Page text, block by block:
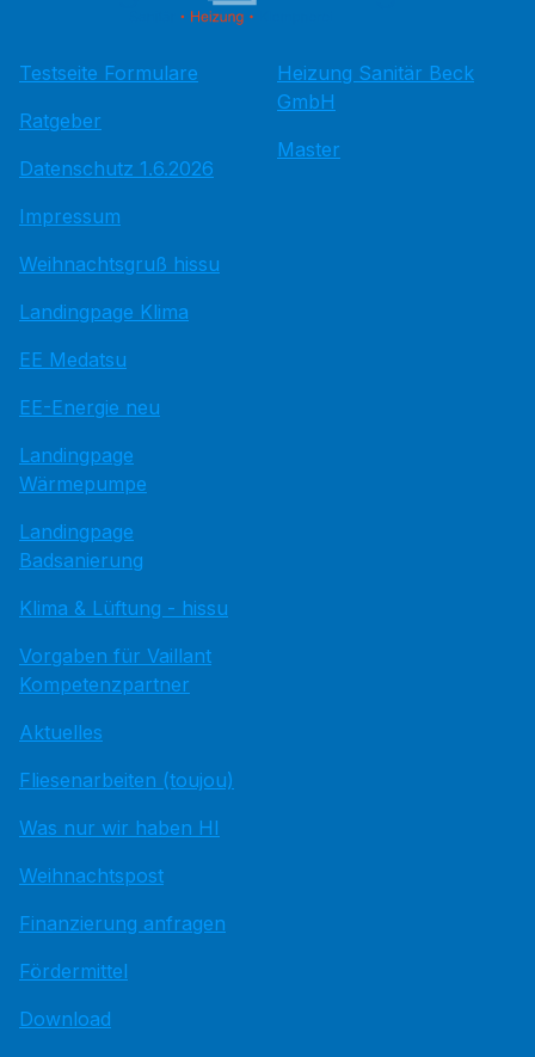
Testseite Formulare
Ratgeber
Datenschutz 1.6.2026
Impressum
Weihnachtsgruß hissu
Landingpage Klima
EE Medatsu
EE-Energie neu
Landingpage
Wärmepumpe
Landingpage
Badsanierung
Klima & Lüftung - hissu
Vorgaben für Vaillant
Kompetenzpartner
Aktuelles
Fliesenarbeiten (toujou)
Was nur wir haben HI
Weihnachtspost
Finanzierung anfragen
Fördermittel
Download
Heizung Sanitär Beck
GmbH
Master